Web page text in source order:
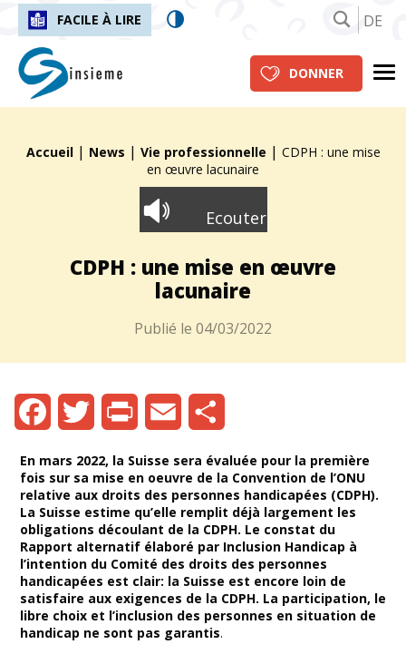
FACILE À LIRE DE
insieme.ch
DONNER
Fil d'Ariane :
Accueil | News | Vie professionnelle | CDPH : une mise
en œuvre lacunaire
Ecouter
CDPH : une mise en œuvre
lacunaire
Publié le 04/03/2022
En mars 2022, la Suisse sera évaluée pour la première
fois sur sa mise en oeuvre de la Convention de l’ONU
relative aux droits des personnes handicapées (CDPH).
La Suisse estime qu’elle remplit déjà largement les
obligations découlant de la CDPH. Le constat du
Rapport alternatif élaboré par Inclusion Handicap à
l’intention du Comité des droits des personnes
handicapées est clair: la Suisse est encore loin de
satisfaire aux exigences de la CDPH. La participation, le
libre choix et l’inclusion des personnes en situation de
handicap ne sont pas garantis.